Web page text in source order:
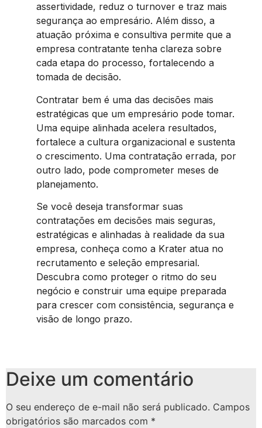
assertividade, reduz o turnover e traz mais
segurança ao empresário. Além disso, a
atuação próxima e consultiva permite que a
empresa contratante tenha clareza sobre
cada etapa do processo, fortalecendo a
tomada de decisão.
Contratar bem é uma das decisões mais
estratégicas que um empresário pode tomar.
Uma equipe alinhada acelera resultados,
fortalece a cultura organizacional e sustenta
o crescimento. Uma contratação errada, por
outro lado, pode comprometer meses de
planejamento.
Se você deseja transformar suas
contratações em decisões mais seguras,
estratégicas e alinhadas à realidade da sua
empresa, conheça como a Krater atua no
recrutamento e seleção empresarial.
Descubra como proteger o ritmo do seu
negócio e construir uma equipe preparada
para crescer com consistência, segurança e
visão de longo prazo.
Deixe um comentário
O seu endereço de e-mail não será publicado. Campos
obrigatórios são marcados com *